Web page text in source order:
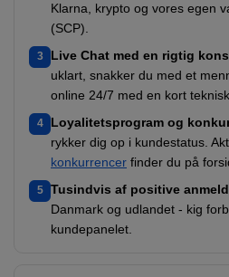
Klarna, krypto og vores egen
(SCP).
3 Live Chat med en rigtig
uklart, snakker du med et
online 24/7 med en kort
4 Loyalitetsprogram og
rykker dig op i kundestatus.
konkurrencer finder du på
5 Tusindvis af positive
Danmark og udlandet - kig
kundepanelet.